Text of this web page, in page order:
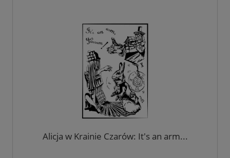
Alicja w Krainie Czarów: It's an arm...